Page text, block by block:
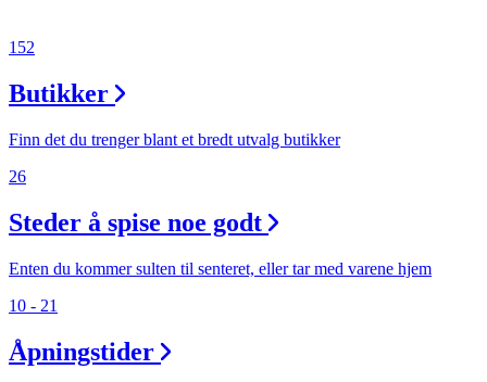
152
Butikker
Finn det du trenger blant et bredt utvalg butikker
26
Steder å spise noe godt
Enten du kommer sulten til senteret, eller tar med varene hjem
10 - 21
Åpningstider